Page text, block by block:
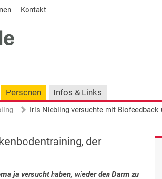
Kontakt
Personen Infos & Links
der
ja versucht haben, wieder den Darm zu